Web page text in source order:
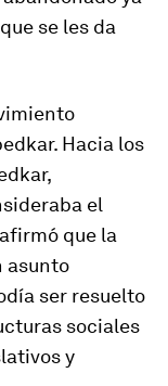
se les da
Hacia los
el
que la
asunto
ser resuelto
sociales
y